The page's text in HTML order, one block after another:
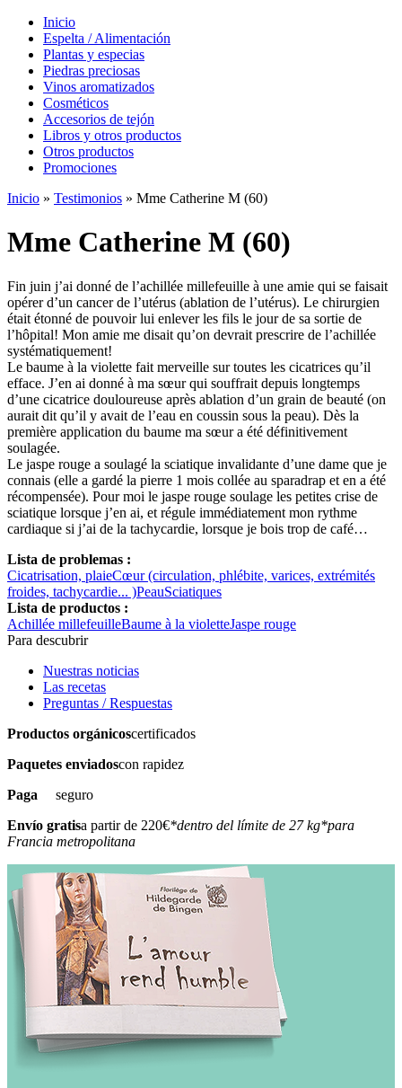
Inicio
Espelta / Alimentación
Plantas y especias
Piedras preciosas
Vinos aromatizados
Cosméticos
Accesorios de tejón
Libros y otros productos
Otros productos
Promociones
Inicio » Testimonios » Mme Catherine M (60)
Mme Catherine M (60)
Fin juin j’ai donné de l’achillée millefeuille à une amie qui se faisait
opérer d’un cancer de l’utérus (ablation de l’utérus). Le chirurgien
était étonné de pouvoir lui enlever les fils le jour de sa sortie de
l’hôpital! Mon amie me disait qu’on devrait prescrire de l’achillée
systématiquement!
Le baume à la violette fait merveille sur toutes les cicatrices qu’il
efface. J’en ai donné à ma sœur qui souffrait depuis longtemps
d’une cicatrice douloureuse après ablation d’un grain de beauté (on
aurait dit qu’il y avait de l’eau en coussin sous la peau). Dès la
première application du baume ma sœur a été définitivement
soulagée.
Le jaspe rouge a soulagé la sciatique invalidante d’une dame que je
connais (elle a gardé la pierre 1 mois collée au sparadrap et en a été
récompensée). Pour moi le jaspe rouge soulage les petites crise de
sciatique lorsque j’en ai, et régule immédiatement mon rythme
cardiaque si j’ai de la tachycardie, lorsque je bois trop de café…
Lista de problemas :
Cicatrisation, plaieCœur (circulation, phlébite, varices, extrémités
froides, tachycardie... )PeauSciatiques
Lista de productos :
Achillée millefeuilleBaume à la violetteJaspe rouge
Para descubrir
Nuestras noticias
Las recetas
Preguntas / Respuestas
Productos orgánicoscertificados
Paquetes enviadoscon rapidez
Paga seguro
Envío gratisa partir de 220€*dentro del límite de 27 kg*para
Francia metropolitana